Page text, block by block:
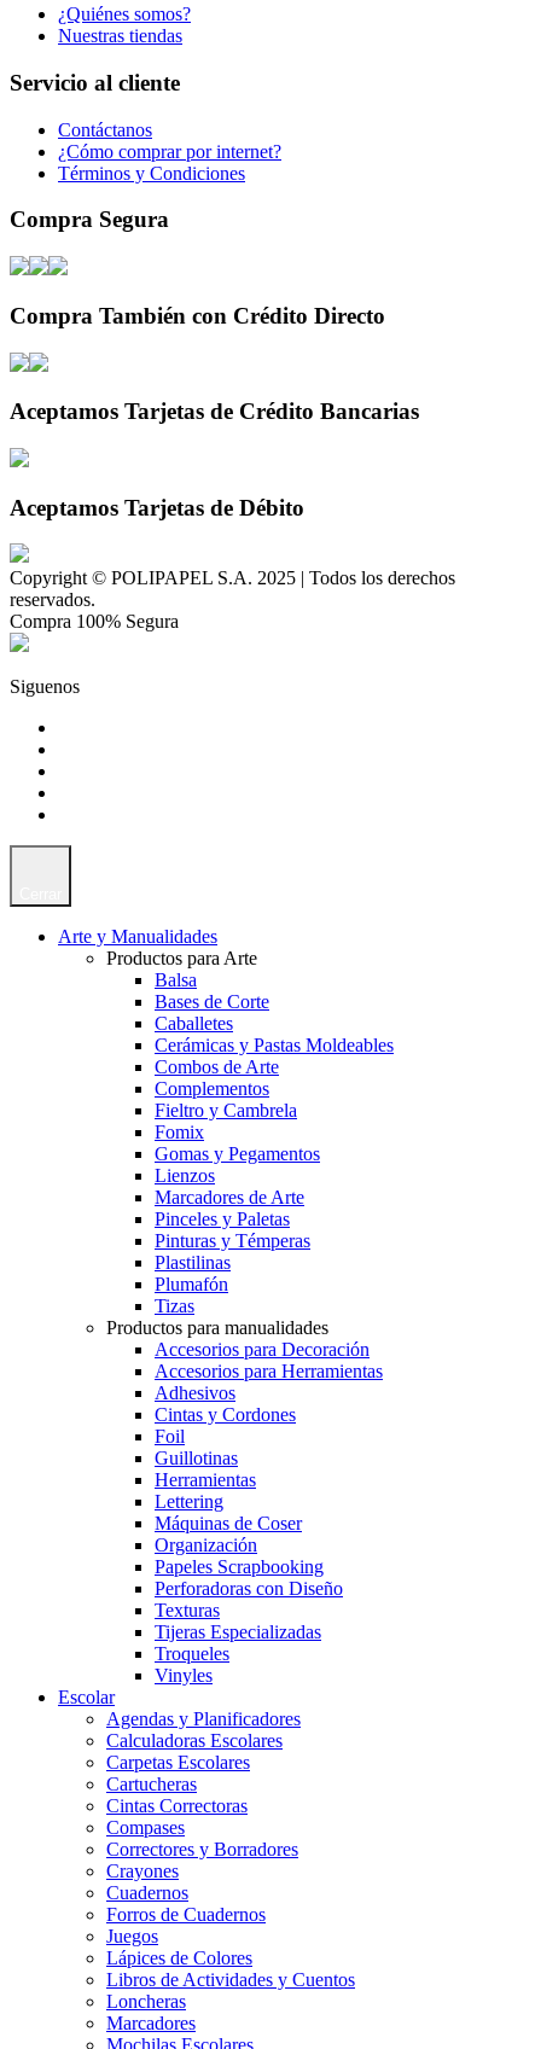
¿Quiénes somos?
Nuestras tiendas
Servicio al cliente
Contáctanos
¿Cómo comprar por internet?
Términos y Condiciones
Compra Segura
Compra También con Crédito Directo
Aceptamos Tarjetas de Crédito Bancarias
Aceptamos Tarjetas de Débito
Copyright © POLIPAPEL S.A. 2025 | Todos los derechos
reservados.
Compra 100% Segura
Siguenos
Arte y Manualidades
Productos para Arte
Balsa
Bases de Corte
Caballetes
Cerámicas y Pastas Moldeables
Combos de Arte
Complementos
Fieltro y Cambrela
Fomix
Gomas y Pegamentos
Lienzos
Marcadores de Arte
Pinceles y Paletas
Pinturas y Témperas
Plastilinas
Plumafón
Tizas
Productos para manualidades
Accesorios para Decoración
Accesorios para Herramientas
Adhesivos
Cintas y Cordones
Foil
Guillotinas
Herramientas
Lettering
Máquinas de Coser
Organización
Papeles Scrapbooking
Perforadoras con Diseño
Texturas
Tijeras Especializadas
Troqueles
Vinyles
Escolar
Agendas y Planificadores
Calculadoras Escolares
Carpetas Escolares
Cartucheras
Cintas Correctoras
Compases
Correctores y Borradores
Crayones
Cuadernos
Forros de Cuadernos
Juegos
Lápices de Colores
Libros de Actividades y Cuentos
Loncheras
Marcadores